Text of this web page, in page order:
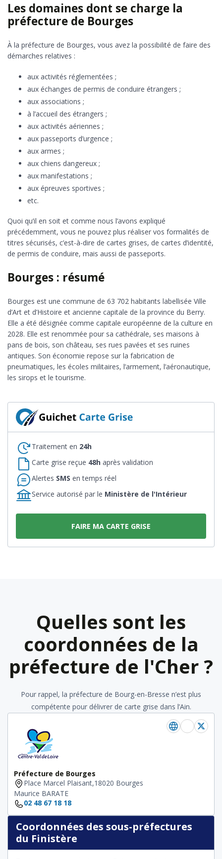
Les domaines dont se charge la
préfecture de Bourges
À la préfecture de Bourges, vous avez la possibilité de faire des
démarches relatives :
aux activités réglementées ;
aux échanges de permis de conduire étrangers ;
aux associations ;
à l’accueil des étrangers ;
aux activités aériennes ;
aux passeports d’urgence ;
aux armes ;
aux chiens dangereux ;
aux manifestations ;
aux épreuves sportives ;
etc.
Quoi qu’il en soit et comme nous l’avons expliqué
précédemment, vous ne pouvez plus réaliser vos formalités de
titres sécurisés, c’est-à-dire de cartes grises, de cartes d’identité,
de permis de conduire, mais aussi de passeports.
Bourges : résumé
Bourges est une commune de 63 702 habitants labellisée Ville
d’Art et d’Histoire et ancienne capitale de la province du Berry.
Elle a été désignée comme capitale européenne de la culture en
2028. Elle est renommée pour sa cathédrale, ses maisons à
pans de bois, son château, ses rues pavées et ses ruines
antiques. Son économie repose sur la fabrication de
pneumatiques, les écoles militaires, l’armement, l’aéronautique,
les sirops et le tourisme.
Traitement en 24h
Carte grise reçue 48h après validation
Alertes SMS en temps réel
Service autorisé par le Ministère de l'Intérieur
FAIRE MA CARTE GRISE
Quelles sont les
coordonnées de la
préfecture de l'Cher ?
Pour rappel, la préfecture de Bourg-en-Bresse n’est plus
compétente pour délivrer de carte grise dans l’Ain.
Préfecture de Bourges
Place Marcel Plaisant,18020 Bourges
Maurice BARATE
02 48 67 18 18
Coordonnées des sous-préfectures
du Finistère